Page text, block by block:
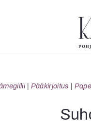
Pääkirjoitus